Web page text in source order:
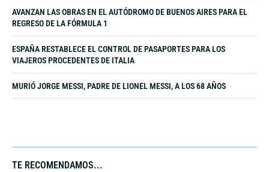
AVANZAN LAS OBRAS EN EL AUTÓDROMO DE BUENOS AIRES PARA EL
REGRESO DE LA FÓRMULA 1
ESPAÑA RESTABLECE EL CONTROL DE PASAPORTES PARA LOS
VIAJEROS PROCEDENTES DE ITALIA
MURIÓ JORGE MESSI, PADRE DE LIONEL MESSI, A LOS 68 AÑOS
TE RECOMENDAMOS...​